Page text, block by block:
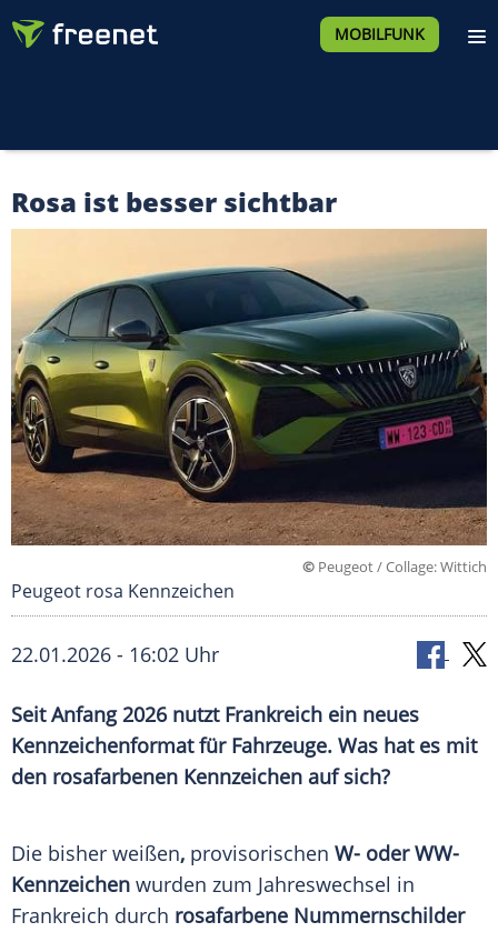
MOBILFUNK
Rosa ist besser sichtbar
© Peugeot / Collage: Wittich
Peugeot rosa Kennzeichen
22.01.2026 - 16:02 Uhr
Seit Anfang 2026 nutzt Frankreich ein neues
Kennzeichenformat für Fahrzeuge. Was hat es mit
den rosafarbenen Kennzeichen auf sich?
Die bisher weißen, provisorischen W- oder WW-
Kennzeichen wurden zum Jahreswechsel in
Frankreich durch rosafarbene Nummernschilder